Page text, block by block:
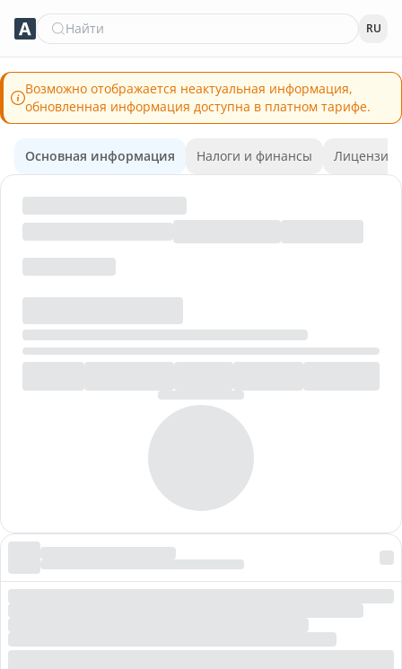
Найти RU
Возможно отображается неактуальная информация,
обновленная информация доступна в платном тарифе.
Основная информация Налоги и финансы Лицензии